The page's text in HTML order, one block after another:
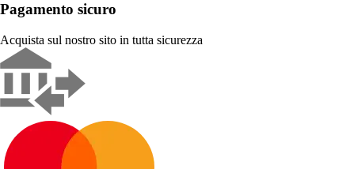
Pagamento sicuro
Acquista sul nostro sito in tutta sicurezza